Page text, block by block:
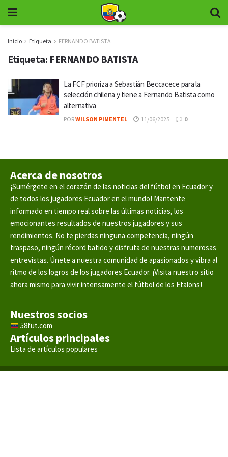
Inicio Etiqueta FERNANDO BATISTA
Etiqueta: FERNANDO BATISTA
La FCF prioriza a Sebastián Beccacece para la
selección chilena y tiene a Fernando Batista como
alternativa
PORWILSON PIMENTEL 11/06/2025 0
Acerca de nosotros
¡Sumérgete en el corazón de las noticias del fútbol en Ecuador y
de todos los jugadores Ecuador en el mundo! Mantente
informado en tiempo real sobre las últimas noticias, los
emocionantes resultados de nuestros jugadores y sus
rendimientos. No te pierdas ninguna competencia, ningún
traspaso, ningún récord batido y disfruta de nuestras numerosas
entrevistas. Únete a nuestra comunidad de apasionados y vibra al
ritmo de los logros de los jugadores Ecuador. ¡Visita nuestro sitio
ahora mismo para vivir intensamente el fútbol de los Etalons!
Nuestros socios
58fut.com
Artículos principales
Lista de artículos populares